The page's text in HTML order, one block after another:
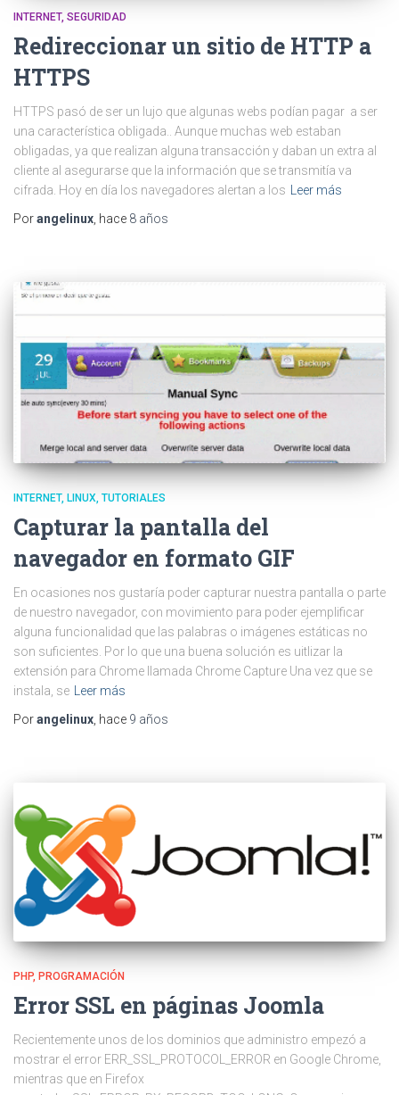
INTERNET SEGURIDAD
Redireccionar un sitio de HTTP a
HTTPS
HTTPS pasó de ser un lujo que algunas webs podían pagar a ser
una característica obligada.. Aunque muchas web estaban
obligadas, ya que realizan alguna transacción y daban un extra al
cliente al asegurarse que la información que se transmitía va
cifrada. Hoy en día los navegadores alertan a los
Leer más
Porangelinux , hace 8 años
INTERNET LINUX TUTORIALES
Capturar la pantalla del
navegador en formato GIF
En ocasiones nos gustaría poder capturar nuestra pantalla o parte
de nuestro navegador, con movimiento para poder ejemplificar
alguna funcionalidad que las palabras o imágenes estáticas no
son suficientes. Por lo que una buena solución es uitlizar la
extensión para Chrome llamada Chrome Capture Una vez que se
instala, se
Leer más
Porangelinux , hace 9 años
PHP PROGRAMACIÓN
Error SSL en páginas Joomla
Recientemente unos de los dominios que administro empezó a
mostrar el error ERR_SSL_PROTOCOL_ERROR en Google Chrome,
mientras que en Firefox